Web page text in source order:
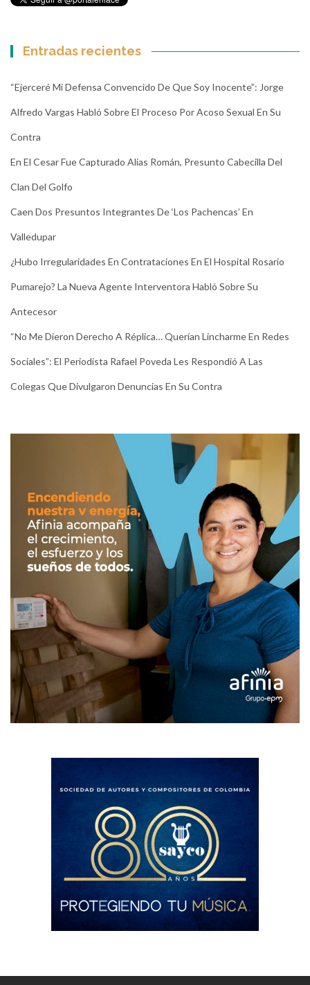
Entradas recientes
“Ejerceré Mi Defensa Convencido De Que Soy Inocente”: Jorge
Alfredo Vargas Habló Sobre El Proceso Por Acoso Sexual En Su
Contra
En El Cesar Fue Capturado Alias Román, Presunto Cabecilla Del
Clan Del Golfo
Caen Dos Presuntos Integrantes De ‘Los Pachencas’ En
Valledupar
¿Hubo Irregularidades En Contrataciones En El Hospital Rosario
Pumarejo? La Nueva Agente Interventora Habló Sobre Su
Antecesor
“No Me Dieron Derecho A Réplica… Querían Lincharme En Redes
Sociales”: El Periodista Rafael Poveda Les Respondió A Las
Colegas Que Divulgaron Denuncias En Su Contra